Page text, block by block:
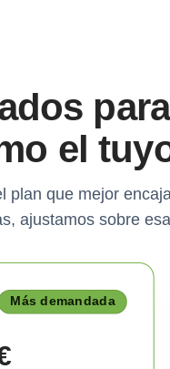
para
el
plan que mejor
ajustamos sobre
Más demandada